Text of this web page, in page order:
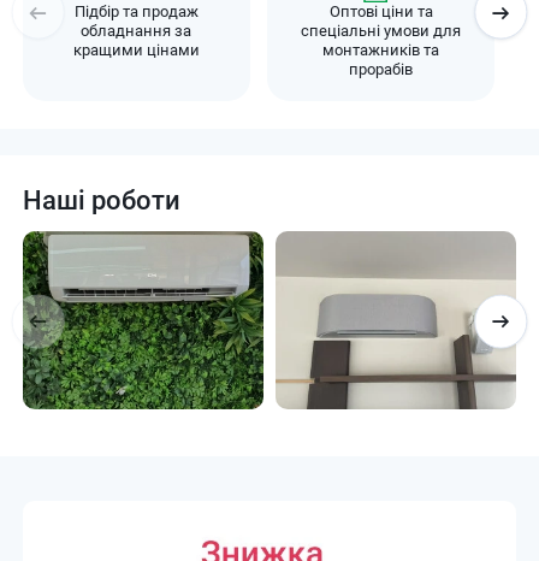
Підбір та продаж
обладнання за
кращими цінами
Оптові ціни та
спеціальні умови для
монтажників та
прорабів
Наші роботи